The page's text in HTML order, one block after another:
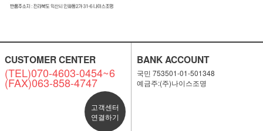
CUSTOMER CENTER
(TEL)070-4603-0454~6
(FAX)063-858-4747
고객센터
연결하기
BANK ACCOUNT
국민 753501-01-501348
예금주:(주)나이스조명